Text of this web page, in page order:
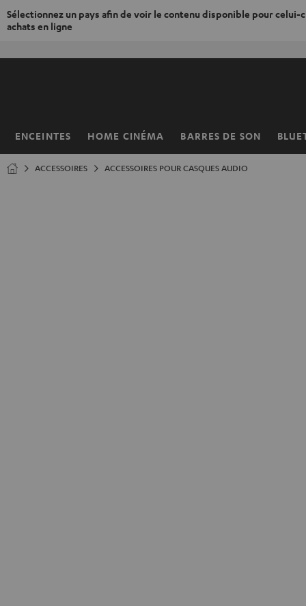
Sélectionnez un pays afin de voir le contenu disponible pour celui-
achats en ligne
ENCEINTES HOME CINÉMA BARRES DE SON
Page
ACCESSOIRES ACCESSOIRES POUR CASQUES AUDIO